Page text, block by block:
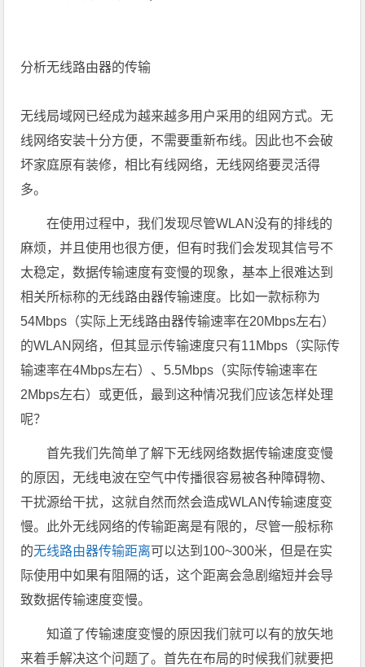
分析无线路由器的传输
无线局域网已经成为越来越多用户采用的组网方式。无
线网络安装十分方便，不需要重新布线。因此也不会破
坏家庭原有装修，相比有线网络，无线网络要灵活得
多。
在使用过程中，我们发现尽管WLAN没有的排线的
麻烦，并且使用也很方便，但有时我们会发现其信号不
太稳定，数据传输速度有变慢的现象，基本上很难达到
相关所标称的无线路由器传输速度。比如一款标称为
54Mbps（实际上无线路由器传输速率在20Mbps左右）
的WLAN网络，但其显示传输速度只有11Mbps（实际传
输速率在4Mbps左右）、5.5Mbps（实际传输速率在
2Mbps左右）或更低，最到这种情况我们应该怎样处理
呢？
首先我们先简单了解下无线网络数据传输速度变慢
的原因，无线电波在空气中传播很容易被各种障碍物、
干扰源给干扰，这就自然而然会造成WLAN传输速度变
慢。此外无线网络的传输距离是有限的，尽管一般标称
的无线路由器传输距离可以达到100~300米，但是在实
际使用中如果有阻隔的话，这个距离会急剧缩短并会导
致数据传输速度变慢。
知道了传输速度变慢的原因我们就可以有的放矢地
来着手解决这个问题了。首先在布局的时候我们就要把